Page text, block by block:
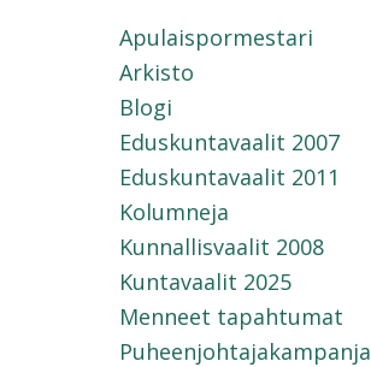
Apulaispormestari
Arkisto
Blogi
Eduskuntavaalit 2007
Eduskuntavaalit 2011
Kolumneja
Kunnallisvaalit 2008
Kuntavaalit 2025
Menneet tapahtumat
Puheenjohtajakampanja